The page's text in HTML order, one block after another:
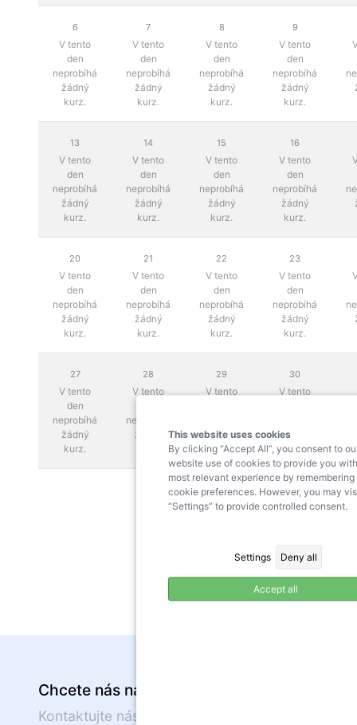
This website uses cookies
By clicking “Accept All”, you consent to
website use of cookies to provide you
most relevant experience by remembering
cookie preferences. However, you may
“Settings” to provide controlled consent.
Settings Deny all
Accept all
6
V tento
den
neprobíhá
žádný
kurz.
7
V tento
den
neprobíhá
žádný
kurz.
8
V tento
den
neprobíhá
žádný
kurz.
9
V tento
den
neprobíhá
žádný
kurz.
13
V tento
den
neprobíhá
žádný
kurz.
14
V tento
den
neprobíhá
žádný
kurz.
15
V tento
den
neprobíhá
žádný
kurz.
16
V tento
den
neprobíhá
žádný
kurz.
20
V tento
den
neprobíhá
žádný
kurz.
21
V tento
den
neprobíhá
žádný
kurz.
22
V tento
den
neprobíhá
žádný
kurz.
23
V tento
den
neprobíhá
žádný
kurz.
27
V tento
den
neprobíhá
žádný
kurz.
28
V tento
neprobíhá
žádný
29
V tento
žádný
kurz.
30
V tento
žádný
kurz.
Chcete nás navštívit?
Kontaktujte nás nebo se on-line